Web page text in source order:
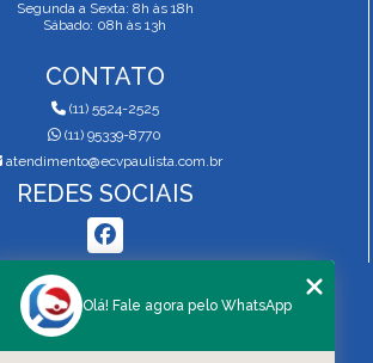
Segunda a Sexta: 8h às 18h
Sábado: 08h às 13h
CONTATO
(11) 5524-2525
(11) 95339-8770
atendimento@ecvpaulista.com.br
REDES SOCIAIS
MENU
QUEM SOMOS
Olá! Fale agora pelo WhatsApp